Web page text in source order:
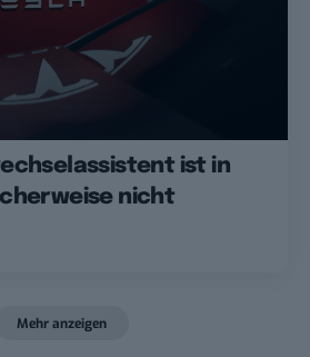
ist in
nicht
Mehr anzeigen